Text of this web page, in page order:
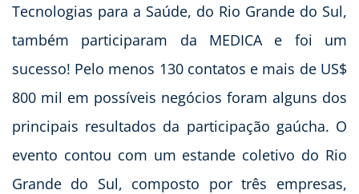
Tecnologias para a Saúde, do Rio Grande do Sul,
também participaram da MEDICA e foi um
sucesso! Pelo menos 130 contatos e mais de US$
800 mil em possíveis negócios foram alguns dos
principais resultados da participação gaúcha. O
evento contou com um estande coletivo do Rio
Grande do Sul, composto por três empresas,